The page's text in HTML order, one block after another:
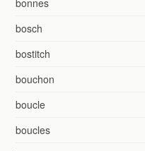
bosch
bostitch
bouchon
boucle
boucles